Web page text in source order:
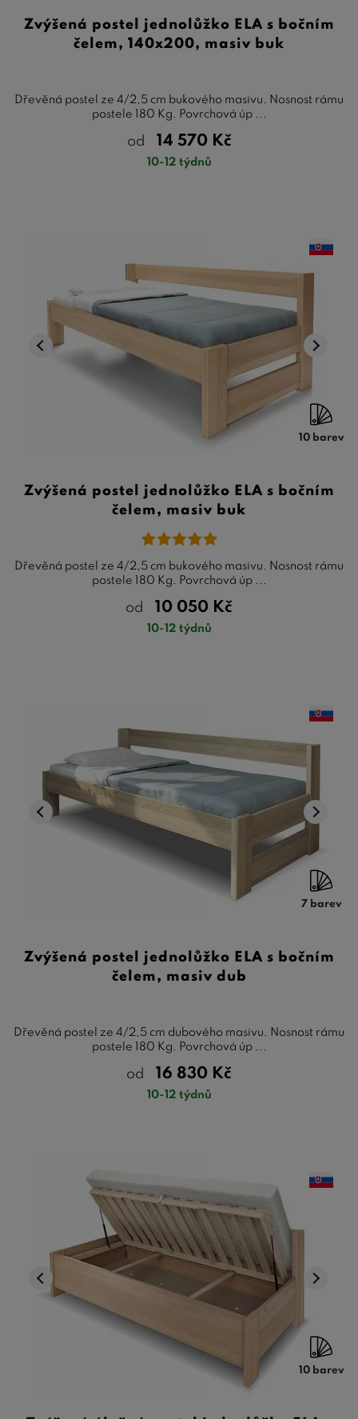
Zvýšená postel jednolůžko ELA s bočním
čelem, 140x200, masiv buk
Dřevěná postel ze 4/2,5 cm bukového masivu. Nosnost rámu
postele 180 Kg. Povrchová úp ...
od 14 570 Kč
10-12 týdnů
10 barev
Zvýšená postel jednolůžko ELA s bočním
čelem, masiv buk
Dřevěná postel ze 4/2,5 cm bukového masivu. Nosnost rámu
postele 180 Kg. Povrchová úp ...
od 10 050 Kč
10-12 týdnů
7 barev
Zvýšená postel jednolůžko ELA s bočním
čelem, masiv dub
Dřevěná postel ze 4/2,5 cm dubového masivu. Nosnost rámu
postele 180 Kg. Povrchová úp ...
od 16 830 Kč
10-12 týdnů
10 barev